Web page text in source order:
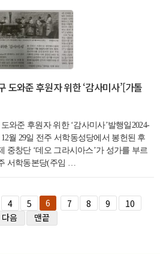
도와준 후원자 위한 ‘감사미사’[가톨
와준 후원자 위한 ‘감사미사’발행일2024-
월 29일 전주 서학동성당에서 봉헌된 후
중창단 ‘데오 그라시아스’가 성가를 부르
서학동본당(주임 …
4 5 6 7 8 9
10
다음
맨끝